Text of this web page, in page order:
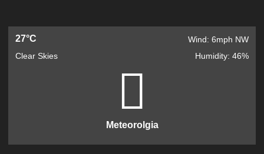
27°C
Wind: 6mph NW
Clear Skies
Humidity: 46%
Meteorolgia